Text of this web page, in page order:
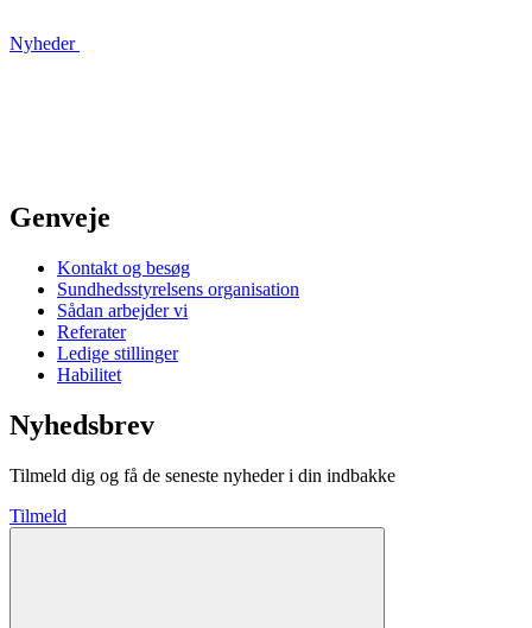
Nyheder
Genveje
Kontakt og besøg
Sundhedsstyrelsens organisation
Sådan arbejder vi
Referater
Ledige stillinger
Habilitet
Nyhedsbrev
Tilmeld dig og få de seneste nyheder i din indbakke
Tilmeld